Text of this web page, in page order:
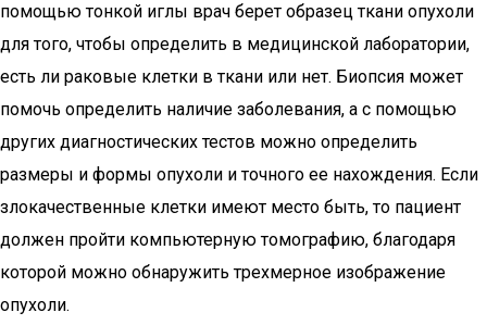
помощью тонкой иглы врач берет образец ткани опухоли
для того, чтобы определить в медицинской лаборатории,
есть ли раковые клетки в ткани или нет. Биопсия может
помочь определить наличие заболевания, а с помощью
других диагностических тестов можно определить
размеры и формы опухоли и точного ее нахождения. Если
злокачественные клетки имеют место быть, то пациент
должен пройти компьютерную томографию, благодаря
которой можно обнаружить трехмерное изображение
опухоли.